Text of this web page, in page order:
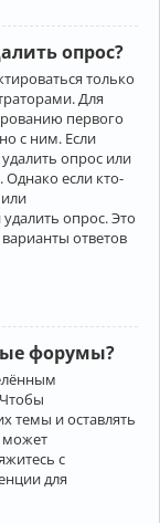
опрос?
только
Для
первого
с ним. Если
опрос или
Однако если кто-
опрос. Это
ответов
форумы?
темы и оставлять
может
с
для